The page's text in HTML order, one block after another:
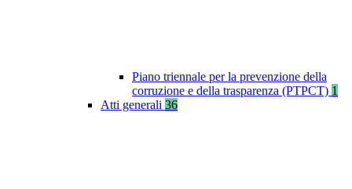
Piano triennale per la prevenzione della
corruzione e della trasparenza (PTPCT) 1
Atti generali 36